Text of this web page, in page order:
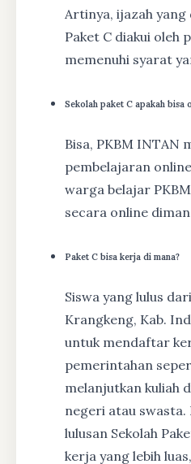
Artinya, ijazah yang
Paket C diakui oleh
memenuhi syarat
Sekolah paket C apakah bisa
Bisa, PKBM INTAN
pembelajaran
warga belajar
secara online
Paket C bisa kerja di mana?
Siswa yang lulus
Krangkeng, Kab.
untuk mendaftar
pemerintahan
melanjutkan kuliah
negeri atau swasta.
lulusan Sekolah
kerja yang lebih